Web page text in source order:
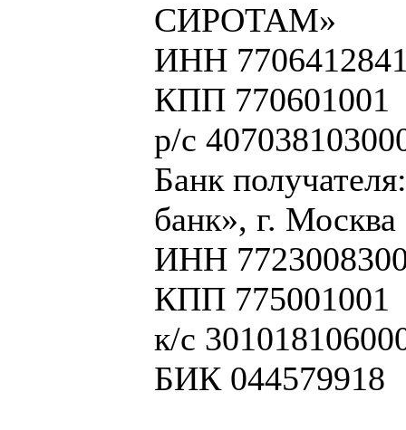
СИРОТАМ»
ИНН
КПП 770601001
р/с
Банк
банк», г. Москва
ИНН
КПП 775001001
к/с
БИК 044579918